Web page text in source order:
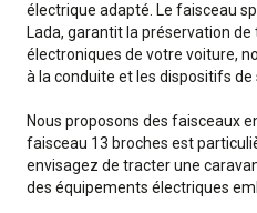
électrique adapté. Le faisceau
Lada, garantit la préservation
électroniques de votre voiture,
à la conduite et les dispositifs de
Nous proposons des faisceaux
faisceau 13 broches est
envisagez de tracter une
des équipements électriques